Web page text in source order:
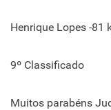
Henrique Lopes -81
9º Classificado
Muitos parabéns